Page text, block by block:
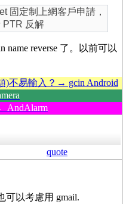
固定制上網客戶申請，
PTR 反解
name reverse 了。以前可以
)不易輸入？→ gcin Android
AndAlarm
quote
可以考慮用 gmail.